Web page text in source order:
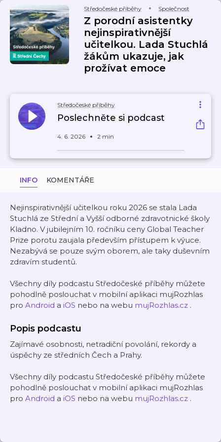
Středočeské příběhy Společnost
Z porodní asistentky
nejinspirativnější
učitelkou. Lada Stuchlá
žákům ukazuje, jak
prožívat emoce
Středočeské příběhy
Poslechněte si podcast
4. 6. 2026 2 min
INFO KOMENTÁŘE
Nejinspirativnější učitelkou roku 2026 se stala Lada
Stuchlá ze Střední a Vyšší odborné zdravotnické školy
Kladno. V jubilejním 10. ročníku ceny Global Teacher
Prize porotu zaujala především přístupem k výuce.
Nezabývá se pouze svým oborem, ale taky duševním
zdravím studentů.
Všechny díly podcastu Středočeské příběhy můžete
pohodlně poslouchat v mobilní aplikaci mujRozhlas
pro Android a iOS nebo na webu mujRozhlas.cz .
Popis podcastu
Zajímavé osobnosti, netradiční povolání, rekordy a
úspěchy ze středních Čech a Prahy.
Všechny díly podcastu Středočeské příběhy můžete
pohodlně poslouchat v mobilní aplikaci mujRozhlas
pro Android a iOS nebo na webu mujRozhlas.cz .